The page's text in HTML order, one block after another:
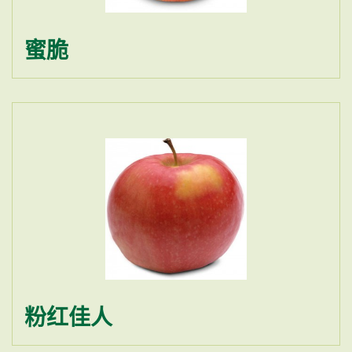
蜜脆
粉红佳人